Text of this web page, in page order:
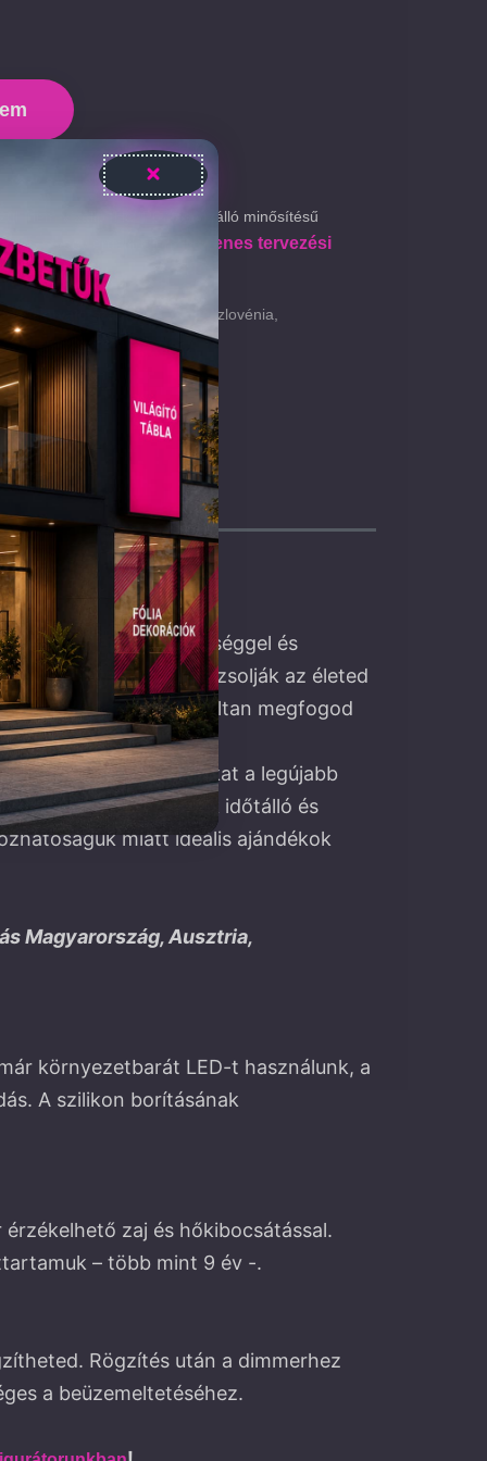
nem vízálló. Ha IP67-es vízálló minősítésű
ingyenes tervezési
Horvátország, Szlovákia, Szlovénia,
egy kis extra fényességgel és
fényesebbé varázsolják az életed
tábláinkkal garantáltan megfogod
kínál.
Neon-tábláinkat a legújabb
készített termék időtálló és
miatt ideális ajándékok
Magyarország, Ausztria,
környezetbarát LED-t használunk, a
A szilikon borításának
zaj és hőkibocsátással.
– több mint 9 év -.
Rögzítés után a dimmerhez
a beüzemeltetéséhez.